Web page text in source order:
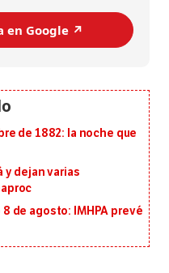
en Google ↗️
de 1882: la noche que
y dejan varias
de agosto: IMHPA prevé